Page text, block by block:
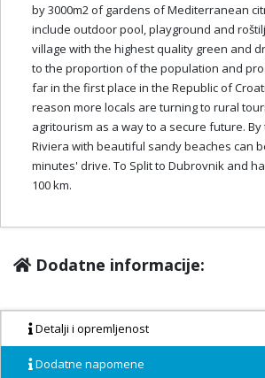
by 3000m2 of gardens of Mediterranean
include outdoor pool, playground and
village with the highest quality green and
to the proportion of the population and
far in the first place in the Republic of
reason more locals are turning to rural
agritourism as a way to a secure future.
Riviera with beautiful sandy beaches can
minutes' drive. To Split to Dubrovnik and
100 km.
Dodatne informacije:
Detalji i opremljenost
Dodatne napomene